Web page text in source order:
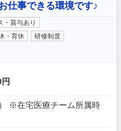
仕事できる環境です♪
・賞与あり
・育休
研修制度
※在宅医療チーム所属時